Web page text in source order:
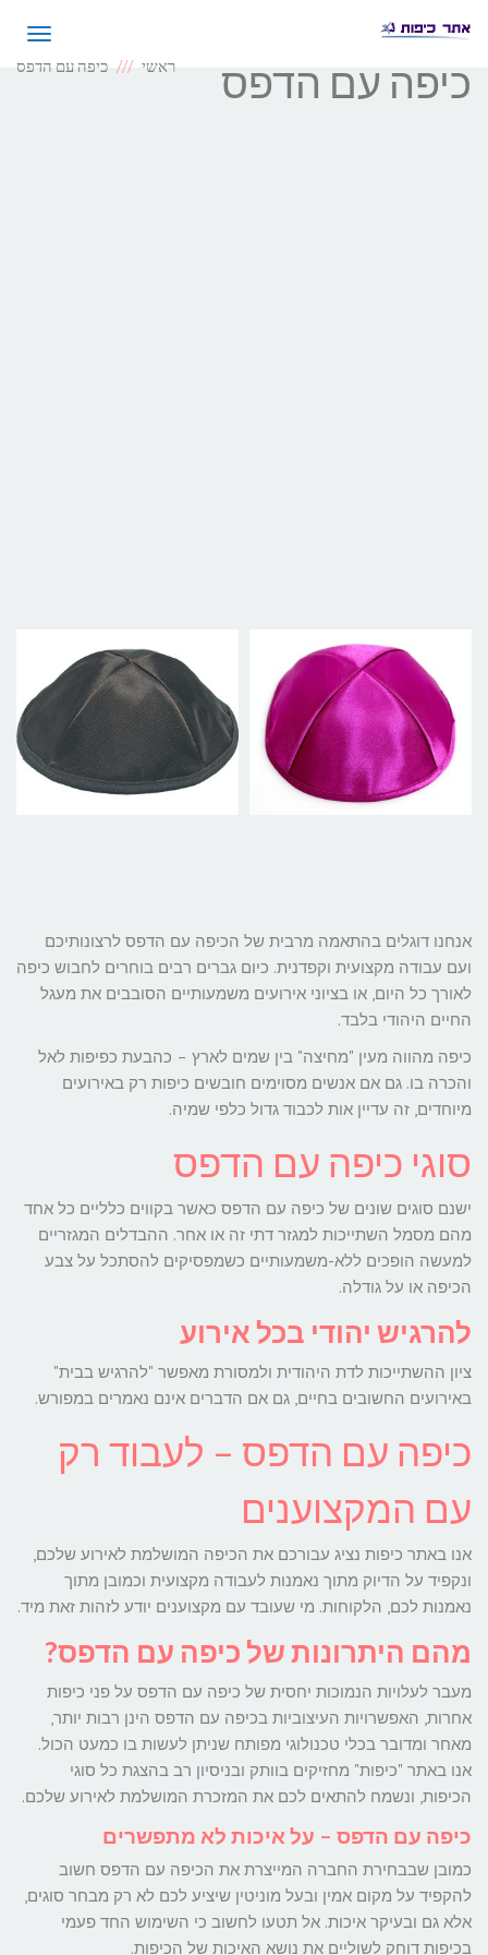
ראשי כיפה עם הדפס כיפה עם הדפס
אנחנו דוגלים בהתאמה מרבית של הכיפה עם הדפס לרצונותיכם
ועם עבודה מקצועית וקפדנית. כיום גברים רבים בוחרים לחבוש כיפה
לאורך כל היום, או בציוני אירועים משמעותיים הסובבים את מעגל
החיים היהודי בלבד.
כיפה מהווה מעין "מחיצה" בין שמים לארץ – כהבעת כפיפות לאל
והכרה בו. גם אם אנשים מסוימים חובשים כיפות רק באירועים
מיוחדים, זה עדיין אות לכבוד גדול כלפי שמיה.
סוגי כיפה עם הדפס
ישנם סוגים שונים של כיפה עם הדפס כאשר בקווים כלליים כל אחד
מהם מסמל השתייכות למגזר דתי זה או אחר. ההבדלים המגזריים
למעשה הופכים ללא-משמעותיים כשמפסיקים להסתכל על צבע
הכיפה או על גודלה.
להרגיש יהודי בכל אירוע
ציון ההשתייכות לדת היהודית ולמסורת מאפשר "להרגיש בבית"
באירועים החשובים בחיים, גם אם הדברים אינם נאמרים במפורש.
כיפה עם הדפס – לעבוד רק
עם המקצוענים
אנו באתר כיפות נציג עבורכם את הכיפה המושלמת לאירוע שלכם,
ונקפיד על הדיוק מתוך נאמנות לעבודה מקצועית וכמובן מתוך
נאמנות לכם, הלקוחות. מי שעובד עם מקצוענים יודע לזהות זאת מיד.
מהם היתרונות של כיפה עם הדפס?
מעבר לעלויות הנמוכות יחסית של כיפה עם הדפס על פני כיפות
אחרות, האפשרויות העיצוביות בכיפה עם הדפס הינן רבות יותר,
מאחר ומדובר בכלי טכנולוגי מפותח שניתן לעשות בו כמעט הכול.
אנו באתר "כיפות" מחזיקים בוותק ובניסיון רב בהצגת כל סוגי
הכיפות, ונשמח להתאים לכם את המזכרת המושלמת לאירוע שלכם.
כיפה עם הדפס – על איכות לא מתפשרים
כמובן שבבחירת החברה המייצרת את הכיפה עם הדפס חשוב
להקפיד על מקום אמין ובעל מוניטין שיציע לכם לא רק מבחר סוגים,
אלא גם ובעיקר איכות. אל תטעו לחשוב כי השימוש החד פעמי
בכיפות דוחק לשוליים את נושא האיכות של הכיפות.